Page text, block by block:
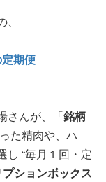
期便
さんが、「銘柄
た精肉や、ハ
し “毎月１回・定
ションボックス